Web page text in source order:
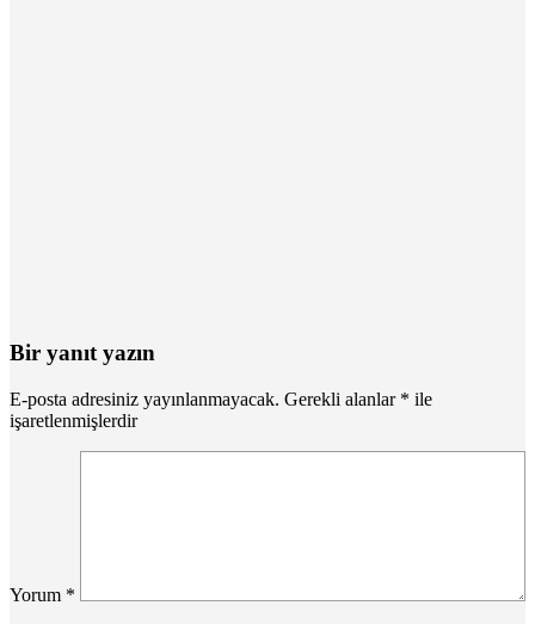
Bir yanıt yazın
E-posta adresiniz yayınlanmayacak. Gerekli alanlar * ile
işaretlenmişlerdir
Yorum *